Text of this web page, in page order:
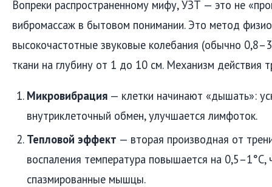
Вопреки распространенному мифу, УЗТ — это не
вибромассаж в бытовом понимании. Это метод
высокочастотные звуковые колебания (обычно
ткани на глубину от 1 до 10 см. Механизм действия
Микровибрация — клетки начинают «дышать»:
внутриклеточный обмен, улучшается лимфоток.
Тепловой эффект — вторая производная от
воспаления температура повышается на 0,5–1°C,
спазмированные мышцы.